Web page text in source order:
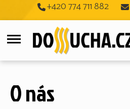
+420 774 711 882
O nás